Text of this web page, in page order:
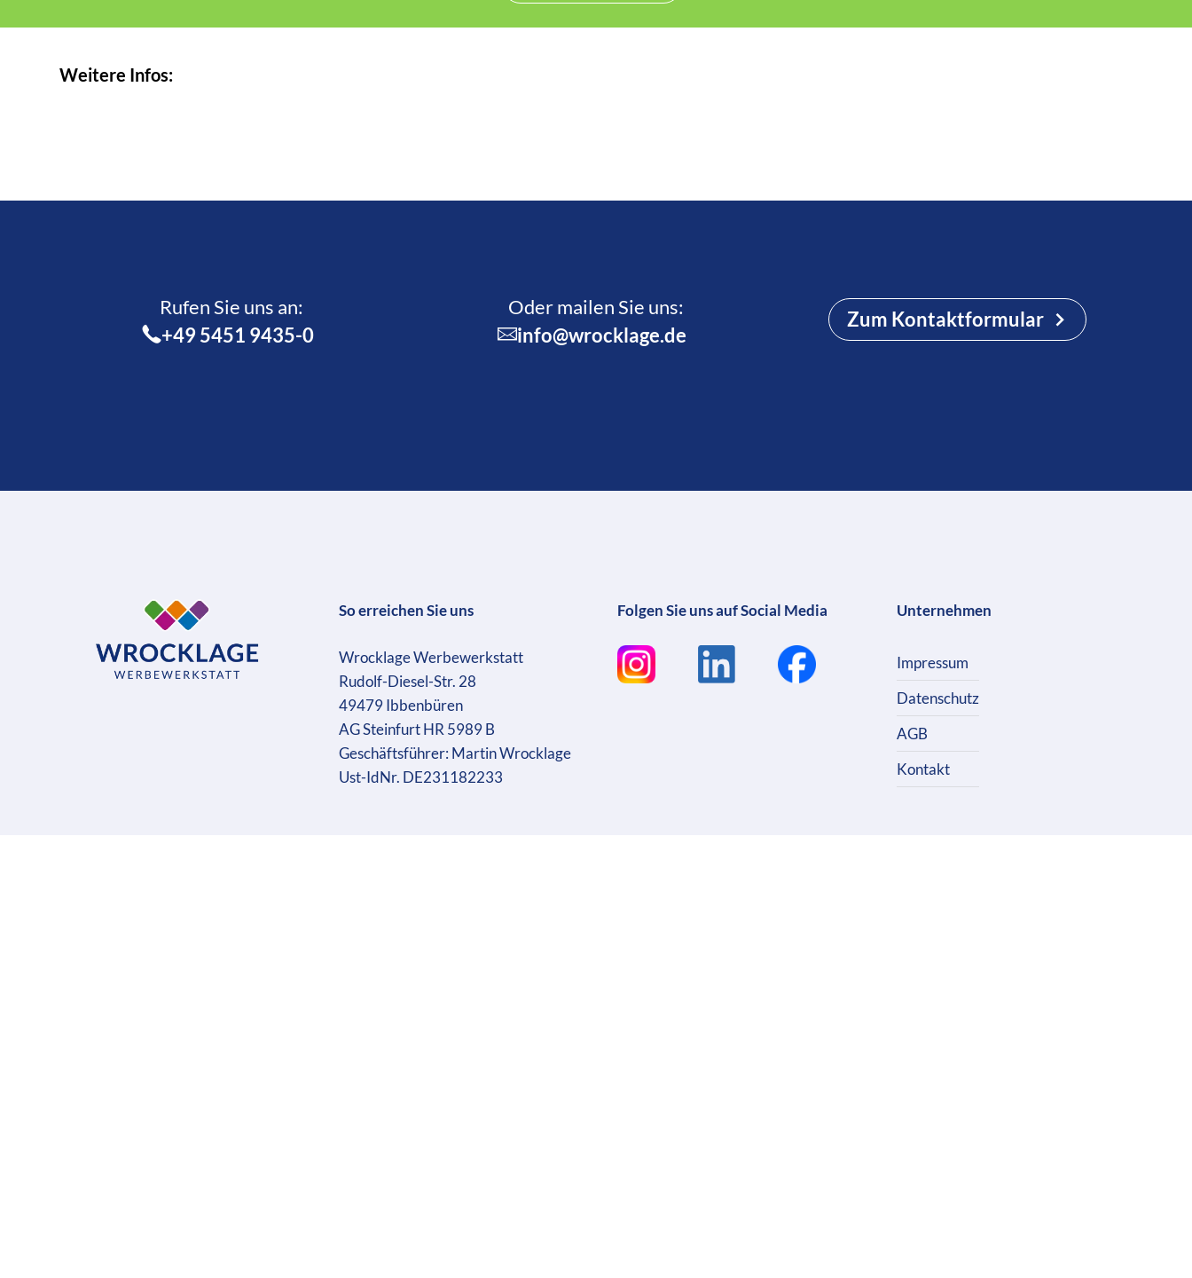
Weitere Infos:
Rufen Sie uns an:­
+49 5451 9435-0
Oder mailen Sie uns:
info@wrocklage.de
Zum Kontaktformular
So erreichen Sie uns
Wrocklage Werbewerkstatt
Rudolf-Diesel-Str. 28
49479 Ibbenbüren
AG Steinfurt HR 5989 B
Geschäftsführer: Martin Wrocklage
Ust-IdNr. DE231182233
Folgen Sie uns auf Social Media Unternehmen
Impressum
Datenschutz
AGB
Kontakt